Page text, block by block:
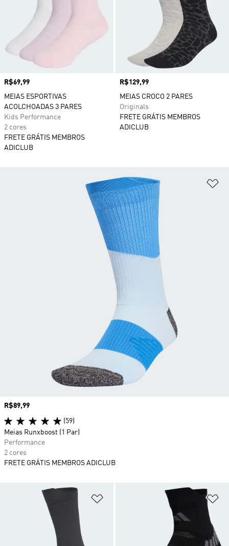
Preço
R$69,99
MEIAS ESPORTIVAS
ACOLCHOADAS 3 PARES
Kids Performance
2 cores
FRETE GRÁTIS MEMBROS
ADICLUB
Preço
R$129,99
MEIAS CROCO 2 PARES
Originals
FRETE GRÁTIS MEMBROS
ADICLUB
Adicionar à Lista de Desejos
Preço
R$89,99
(59)
Meias Runxboost (1 Par)
Performance
2 cores
FRETE GRÁTIS MEMBROS ADICLUB